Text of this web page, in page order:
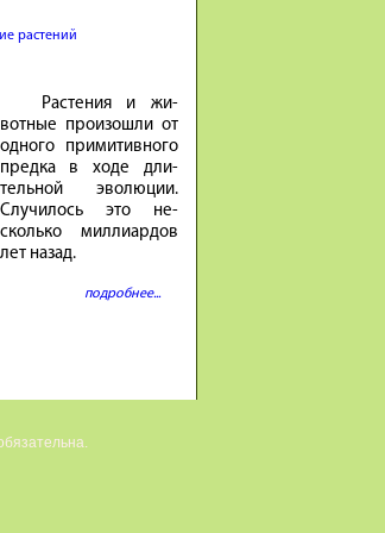
растений
Расте­ния и жи­
вотные про­изошли от
од­ного при­ми­тив­ного
предка в ходе дли­
тель­ной эволю­ции.
Случи­лось это не­
сколько милли­ар­дов
лет на­зад.
подробнее...